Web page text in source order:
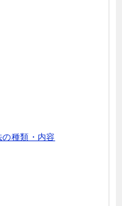
種類・内容